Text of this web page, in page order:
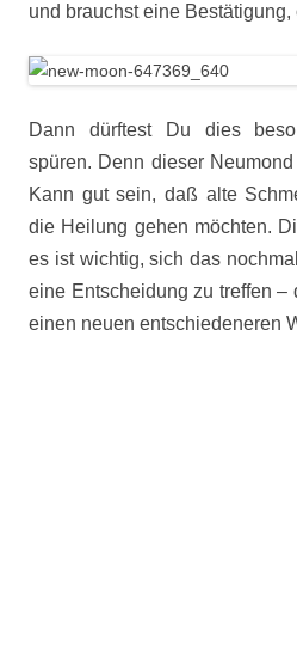
und brauchst eine
Dann dürftest Du dies
spüren. Denn dieser
Kann gut sein, daß alte
die Heilung gehen möchten.
es ist wichtig, sich das
eine Entscheidung zu treffen –
einen neuen entschiedeneren